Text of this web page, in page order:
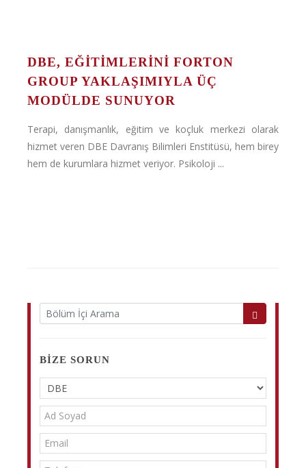
DBE, EĞITIMLERINI FORTON
GROUP YAKLAŞIMIYLA ÜÇ
MODÜLDE SUNUYOR
Terapi, danışmanlık, eğitim ve koçluk merkezi olarak
hizmet veren DBE Davranış Bilimleri Enstitüsü, hem birey
hem de kurumlara hizmet veriyor. Psikoloji ...
BIZE SORUN